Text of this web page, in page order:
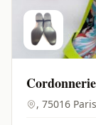
, 75016 Paris